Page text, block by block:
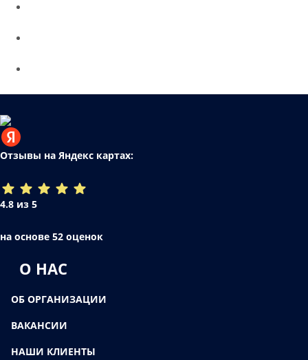
Отзывы на Яндекс картах:
4.8 из 5
на основе 52 оценок
О НАС
ОБ ОРГАНИЗАЦИИ
ВАКАНСИИ
НАШИ КЛИЕНТЫ